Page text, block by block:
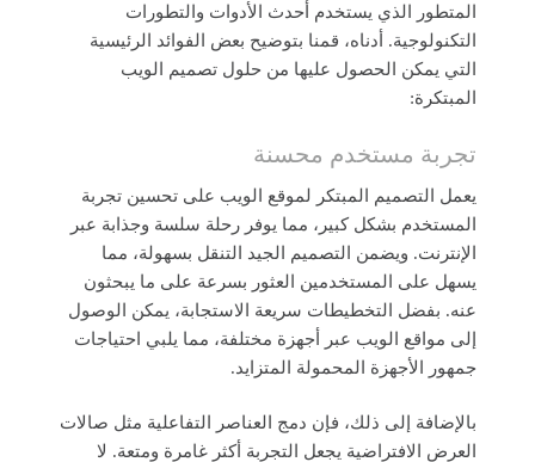
المتطور الذي يستخدم أحدث الأدوات والتطورات
التكنولوجية. أدناه، قمنا بتوضيح بعض الفوائد الرئيسية
التي يمكن الحصول عليها من حلول تصميم الويب
المبتكرة:
تجربة مستخدم محسنة
يعمل التصميم المبتكر لموقع الويب على تحسين تجربة
المستخدم بشكل كبير، مما يوفر رحلة سلسة وجذابة عبر
الإنترنت. ويضمن التصميم الجيد التنقل بسهولة، مما
يسهل على المستخدمين العثور بسرعة على ما يبحثون
عنه. بفضل التخطيطات سريعة الاستجابة، يمكن الوصول
إلى مواقع الويب عبر أجهزة مختلفة، مما يلبي احتياجات
جمهور الأجهزة المحمولة المتزايد.
بالإضافة إلى ذلك، فإن دمج العناصر التفاعلية مثل صالات
العرض الافتراضية يجعل التجربة أكثر غامرة ومتعة. لا